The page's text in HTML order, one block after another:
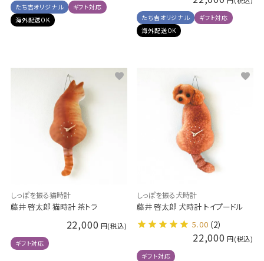
たち吉オリジナル
ギフト対応
海外配送OK
たち吉オリジナル
ギフト対応
海外配送OK
しっぽを振る猫時計
藤井 啓太郎 猫時計 茶トラ
22,000
ギフト対応
しっぽを振る犬時計
藤井 啓太郎 犬時計 トイプードル
5.00 （2）
22,000
ギフト対応